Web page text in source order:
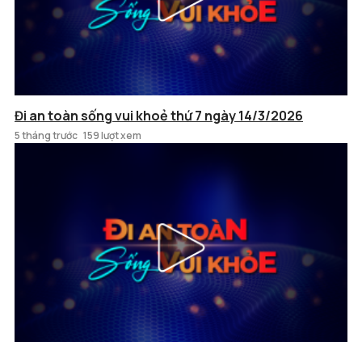
Đi an toàn sống vui khoẻ thứ 7 ngày 14/3/2026
5 tháng trước 159 lượt xem